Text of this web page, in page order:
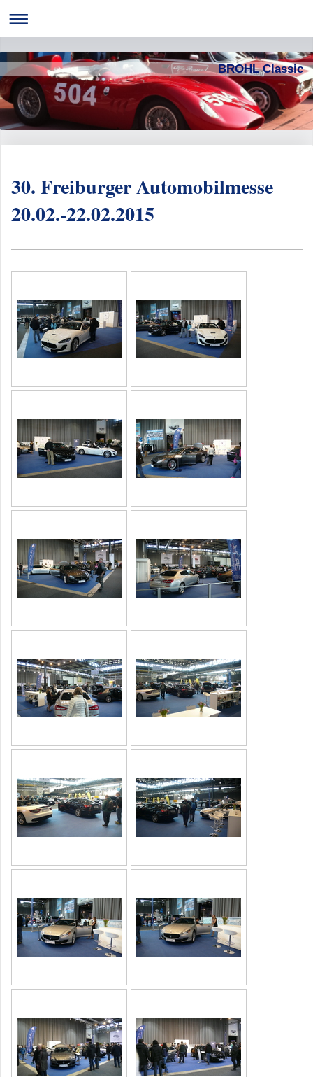
BROHL Classic
30. Freiburger Automobilmesse
20.02.-22.02.2015